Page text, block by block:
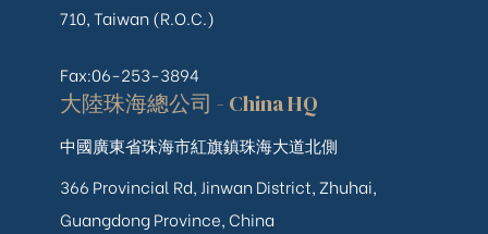
710, Taiwan (R.O.C.)
Fax:06-253-3894
大陸珠海總公司 - China HQ
中國廣東省珠海市紅旗鎮珠海大道北側
366 Provincial Rd, Jinwan District, Zhuhai,
Guangdong Province, China